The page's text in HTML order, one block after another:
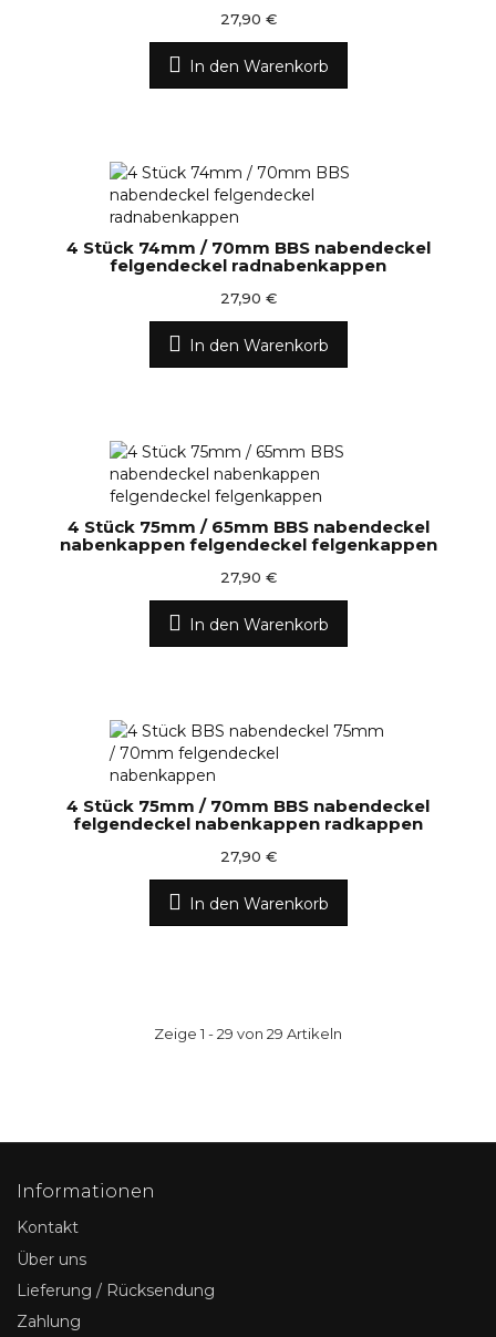
27,90 €
In den Warenkorb
4 Stück 74mm / 70mm BBS nabendeckel
felgendeckel radnabenkappen
27,90 €
In den Warenkorb
4 Stück 75mm / 65mm BBS nabendeckel
nabenkappen felgendeckel felgenkappen
27,90 €
In den Warenkorb
4 Stück 75mm / 70mm BBS nabendeckel
felgendeckel nabenkappen radkappen
27,90 €
In den Warenkorb
Zeige 1 - 29 von 29 Artikeln
Informationen
Kontakt
Über uns
Lieferung / Rücksendung
Zahlung